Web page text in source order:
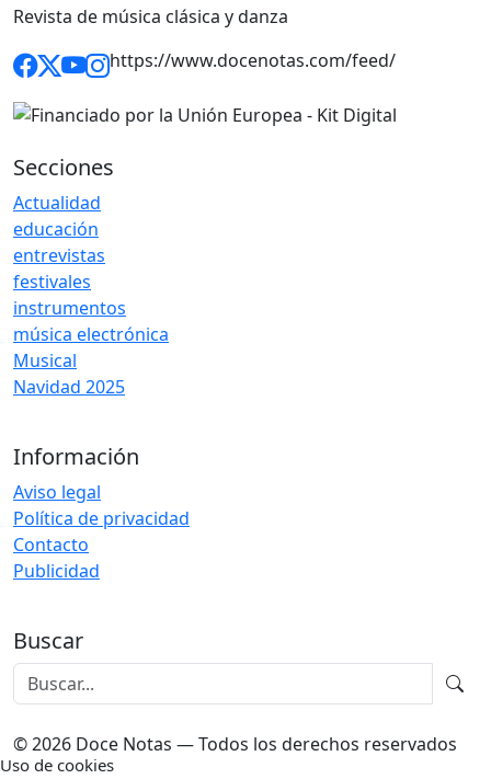
Revista de música clásica y danza
https://www.docenotas.com/feed/
Secciones
Actualidad
educación
entrevistas
festivales
instrumentos
música electrónica
Musical
Navidad 2025
Información
Aviso legal
Política de privacidad
Contacto
Publicidad
Buscar
© 2026 Doce Notas — Todos los derechos reservados
Uso de cookies